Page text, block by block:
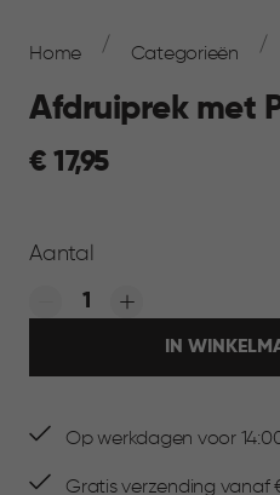
Navigation
Home Categorieën
Afdruiprek met
€
€ 17,95
Aantal
Quantity:
IN
Op werkdagen voor
Gratis verzending vanaf